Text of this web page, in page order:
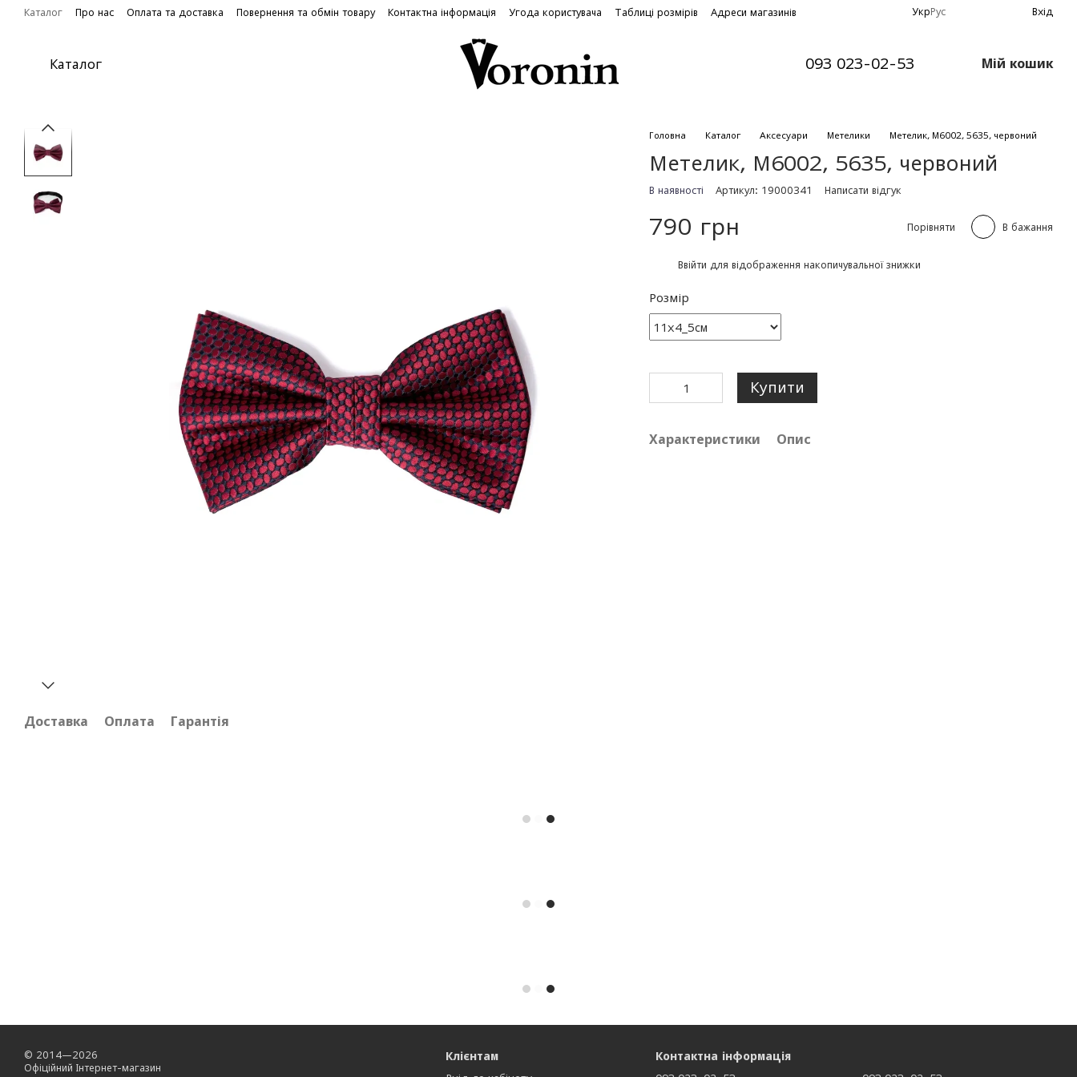
Перейти до основного контенту
Каталог Про нас Оплата та доставка Повернення та обмін товару Контактна інформація Угода користувача Таблиці розмірів Адреси магазинів УкрРус Вхід
Каталог 093 023-02-53 Мій кошик
Доставка Оплата Гарантія
Головна Каталог Аксесуари Метелики Метелик, М6002, 5635, червоний
Метелик, М6002, 5635, червоний
В наявності Артикул: 19000341 Написати відгук
790 грн Порівняти В бажання
Ввійти для відображення накопичувальної знижки
Розмір
Купити
Характеристики Опис
© 2014—2026
Офіційний Інтернет-магазин
Клієнтам Контактна інформація